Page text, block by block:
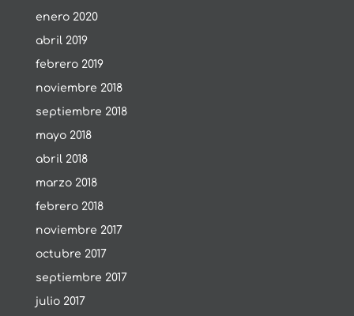
enero 2020
abril 2019
febrero 2019
noviembre 2018
septiembre 2018
mayo 2018
abril 2018
marzo 2018
febrero 2018
noviembre 2017
octubre 2017
septiembre 2017
julio 2017